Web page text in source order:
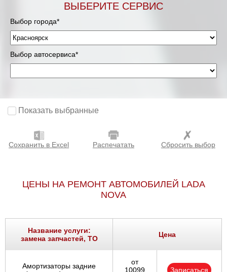
ВЫБЕРИТЕ СЕРВИС
Выбор города*
Выбор автосервиса*
Показать выбранные
Сохранить в Excel Распечатать Сбросить выбор
ЦЕНЫ НА РЕМОНТ АВТОМОБИЛЕЙ LADA
NOVA
Название услуги:
замена запчастей, ТО
Цена
Амортизаторы задние
от
10099
Записаться